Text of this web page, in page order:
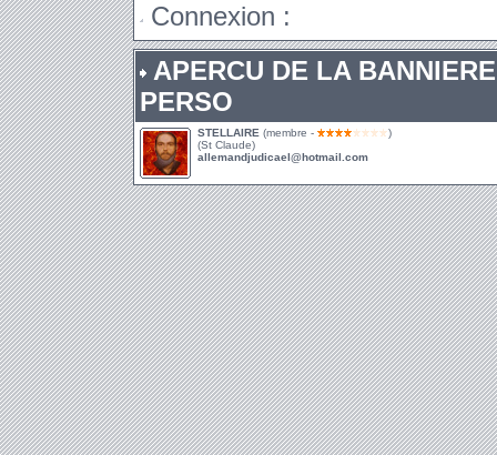
Connexion :
APERCU DE LA BANNIERE
PERSO
STELLAIRE (membre -
)
(St Claude)
allemandjudicael@hotmail.com